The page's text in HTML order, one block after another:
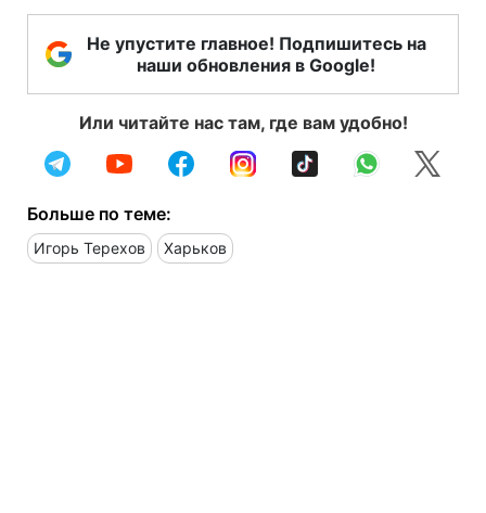
Не упустите главное! Подпишитесь на
наши обновления в Google!
Или читайте нас там, где вам удобно!
Больше по теме:
Игорь Терехов Харьков